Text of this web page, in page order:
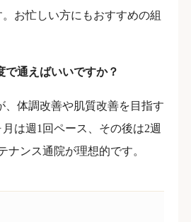
お忙しい方にもおすすめの組
で通えばいいですか？
、体調改善や肌質改善を目指す
は週1回ペース、その後は2週
ナンス通院が理想的です。